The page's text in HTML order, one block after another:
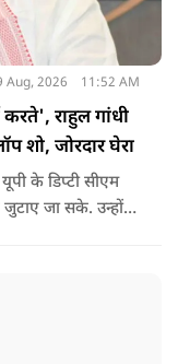
Aug, 2026 11:52 AM
राहुल गांधी
शो, जोरदार घेरा
के डिप्टी सीएम
जा सके. उन्होंने